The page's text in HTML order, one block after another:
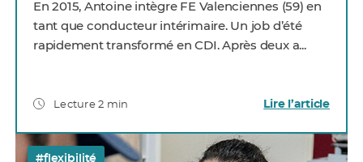
En 2015, Antoine intègre FE Valenciennes (59) en
tant que conducteur intérimaire. Un job d’été
rapidement transformé en CDI. Après deux a...
Lecture 2 min Lire l’article
#flexibilité